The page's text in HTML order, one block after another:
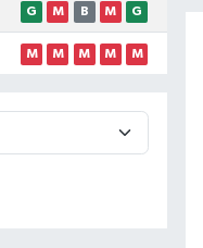
G M B M G
M M M M M